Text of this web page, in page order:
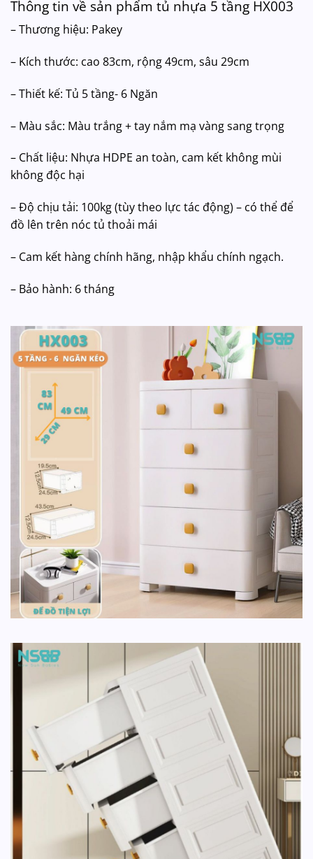
Thông tin về sản phẩm tủ nhựa 5 tầng HX003
– Thương hiệu: Pakey
– Kích thước: cao 83cm, rộng 49cm, sâu 29cm
– Thiết kế: Tủ 5 tầng- 6 Ngăn
– Màu sắc: Màu trắng + tay nắm mạ vàng sang trọng
– Chất liệu: Nhựa HDPE an toàn, cam kết không mùi
không độc hại
– Độ chịu tải: 100kg (tùy theo lực tác động) – có thể để
đồ lên trên nóc tủ thoải mái
– Cam kết hàng chính hãng, nhập khẩu chính ngạch.
– Bảo hành: 6 tháng